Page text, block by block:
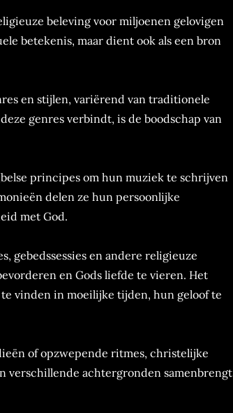
beleving voor miljoenen gelovigen
betekenis, maar dient ook als een bron
en stijlen, variërend van traditionele
genres verbindt, is de boodschap van
principes om hun muziek te schrijven
delen ze hun persoonlijke
met God.
gebedssessies en andere religieuze
en Gods liefde te vieren. Het
vinden in moeilijke tijden, hun geloof te
of opzwepende ritmes, christelijke
verschillende achtergronden samenbrengt